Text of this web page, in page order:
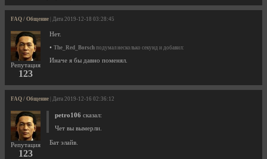
FAQ / Общение | Дата 2019-12-18 03:28:45
Репутация
123
Нет.
• The_Red_Borsch подумал несколько секунд и добавил:
Иначе я бы давно поменял.
FAQ / Общение | Дата 2019-12-16 02:36:12
Репутация
123
petro106 сказал:
Чет вы вымерли.
Бат элайв.